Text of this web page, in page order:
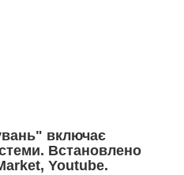
включає
Встановлено
Youtube.